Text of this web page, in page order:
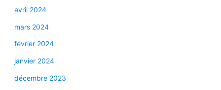
avril 2024
mars 2024
février 2024
janvier 2024
décembre 2023